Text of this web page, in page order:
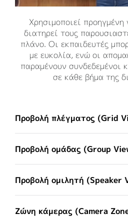
Χρησιμοποιεί
διατηρεί τους
πλάνο. Οι εκπαιδευτές
με ευκολία, ενώ οι
παραμένουν συνδεδεμένοι
σε κάθε βήμα της
Προβολή πλέγματος (Grid
Προβολή ομάδας (Group
Προβολή ομιλητή (Speaker
Ζώνη κάμερας (Camera